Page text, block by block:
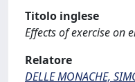
Titolo inglese
Effects of exercise on
Relatore
DELLE MONACHE,